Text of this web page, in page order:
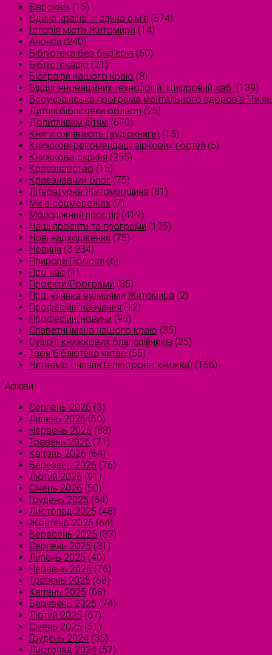
Євроквіз (15)
Єдина країна — єдина сім’я (574)
Історія міста Житомира (14)
Анонси (240)
Бібліотека без бар'єрів (60)
Бібліотекарю (21)
Біографи нашого краю (8)
Відділ інноваційних технологій. Цифровий хаб. (139)
Всеукраїнська програма ментального здоров'я "Ти
Дитячі бібліотеки області (25)
Допитливим дітям (670)
Книги оживають (аудіокниги) (15)
Книжкові рекомендації зіркових гостей (5)
Книжкова скриня (255)
Краєзнавство (15)
Краєзнавчий блог (75)
Літературна Житомирщина (81)
Ми в соцмережах (7)
Молодіжний простір (419)
Наші проєкти та програми (125)
Нові надходження (75)
Новини (3 234)
Природа Полісся (6)
Про нас (1)
Проєкти/Програми (35)
Прогулянка вулицями Житомира (2)
Професійні навчання (12)
Професійні новини (96)
Славетні імена нашого краю (35)
Сузірʼя книжкових благодійників (25)
Твоя бібліотека читає (55)
Читаємо онлайн (електронні книжки) (156)
Архіви
Серпень 2026 (3)
Липень 2026 (50)
Червень 2026 (88)
Травень 2026 (71)
Квітень 2026 (64)
Березень 2026 (76)
Лютий 2026 (91)
Січень 2026 (50)
Грудень 2025 (64)
Листопад 2025 (48)
Жовтень 2025 (64)
Вересень 2025 (37)
Серпень 2025 (31)
Липень 2025 (40)
Червень 2025 (76)
Травень 2025 (68)
Квітень 2025 (68)
Березень 2025 (74)
Лютий 2025 (67)
Січень 2025 (51)
Грудень 2024 (35)
Листопад 2024 (57)